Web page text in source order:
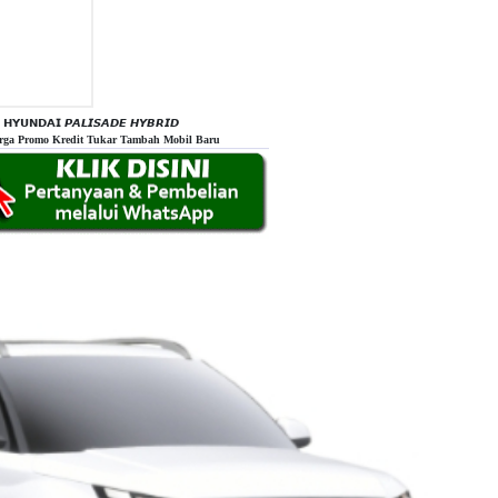
𝗛𝗬𝗨𝗡𝗗𝗔𝗜 𝙋𝘼𝙇𝙄𝙎𝘼𝘿𝙀 𝙃𝙔𝘽𝙍𝙄𝘿
Promo Kredit Tukar Tambah Mobil Baru